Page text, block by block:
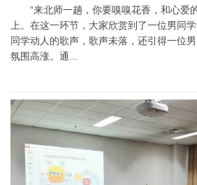
“来北师一趟，你要嗅嗅花香，和心爱
上。在这一环节，大家欣赏到了一位男同
同学动人的歌声，歌声未落，还引得一位
氛围高涨。通...